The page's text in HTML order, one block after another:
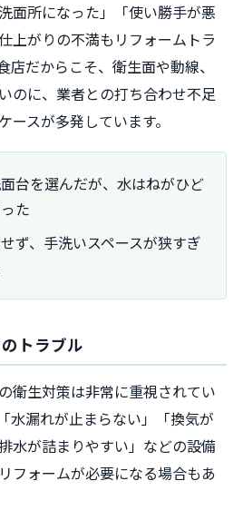
面所になった」「使い勝手が悪
上がりの不満もリフォームトラ
店だからこそ、衛生面や動線、
のに、業者との打ち合わせ不足
スが多発しています。
台を選んだが、水はねがひど
た
ず、手洗いスペースが狭すぎ
トラブル
衛生対策は非常に重視されてい
水漏れが止まらない」「換気が
水が詰まりやすい」などの設備
フォームが必要になる場合もあ